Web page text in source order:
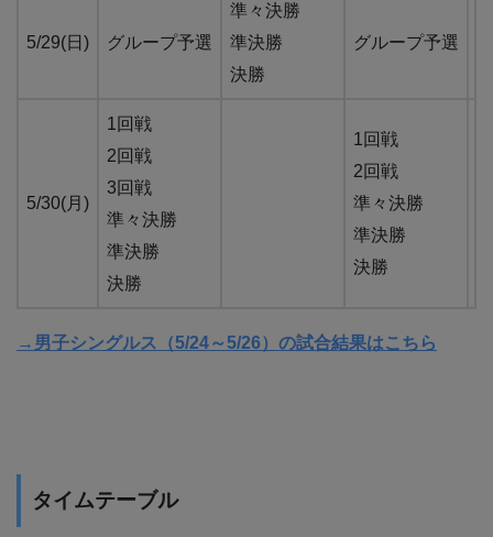
5/29(日) グループ予選
準々決勝
準決勝
決勝
グループ予選
5/30(月)
1回戦
2回戦
3回戦
準々決勝
準決勝
決勝
1回戦
2回戦
準々決勝
準決勝
決勝
→男子シングルス（5/24～5/26）の試合結果はこちら
タイムテーブル